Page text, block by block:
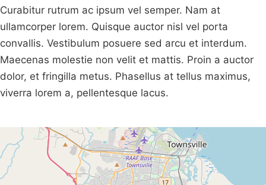
Curabitur rutrum ac ipsum vel semper. Nam at
ullamcorper lorem. Quisque auctor nisl vel porta
convallis. Vestibulum posuere sed arcu et interdum.
Maecenas molestie non velit et mattis. Proin a auctor
dolor, et fringilla metus. Phasellus at tellus maximus,
viverra lorem a, pellentesque lacus.